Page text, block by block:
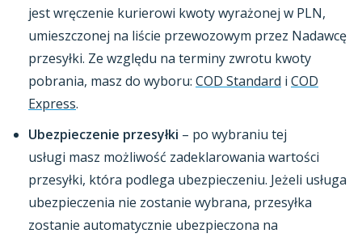
jest wręczenie kurierowi kwoty wyrażonej w PLN,
umieszczonej na liście przewozowym przez Nadawcę
przesyłki. Ze względu na terminy zwrotu kwoty
pobrania, masz do wyboru: COD Standard i COD
Express.
Ubezpieczenie przesyłki – po wybraniu tej
usługi masz możliwość zadeklarowania wartości
przesyłki, która podlega ubezpieczeniu. Jeżeli usługa
ubezpieczenia nie zostanie wybrana, przesyłka
zostanie automatycznie ubezpieczona na